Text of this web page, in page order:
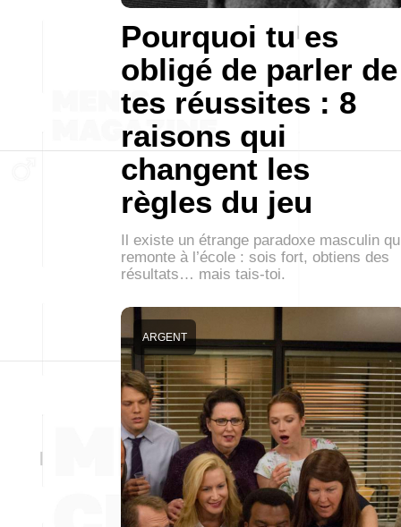
Pourquoi tu es
obligé de parler de
tes réussites : 8
raisons qui
changent les
règles du jeu
Il existe un étrange paradoxe masculin
remonte à l’école : sois fort, obtiens des
résultats… mais tais-toi.
ARGENT